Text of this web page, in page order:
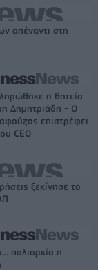
απέναντι στη
η θητεία
Δημητριάδη - Ο
επιστρέφει
CEO
ξεκίνησε το
πολιορκία η